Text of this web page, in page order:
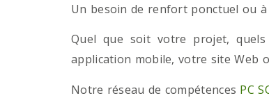
Un besoin de renfort ponctuel ou
Quel que soit votre projet,
application mobile, votre site Web
Notre réseau de compétences PC